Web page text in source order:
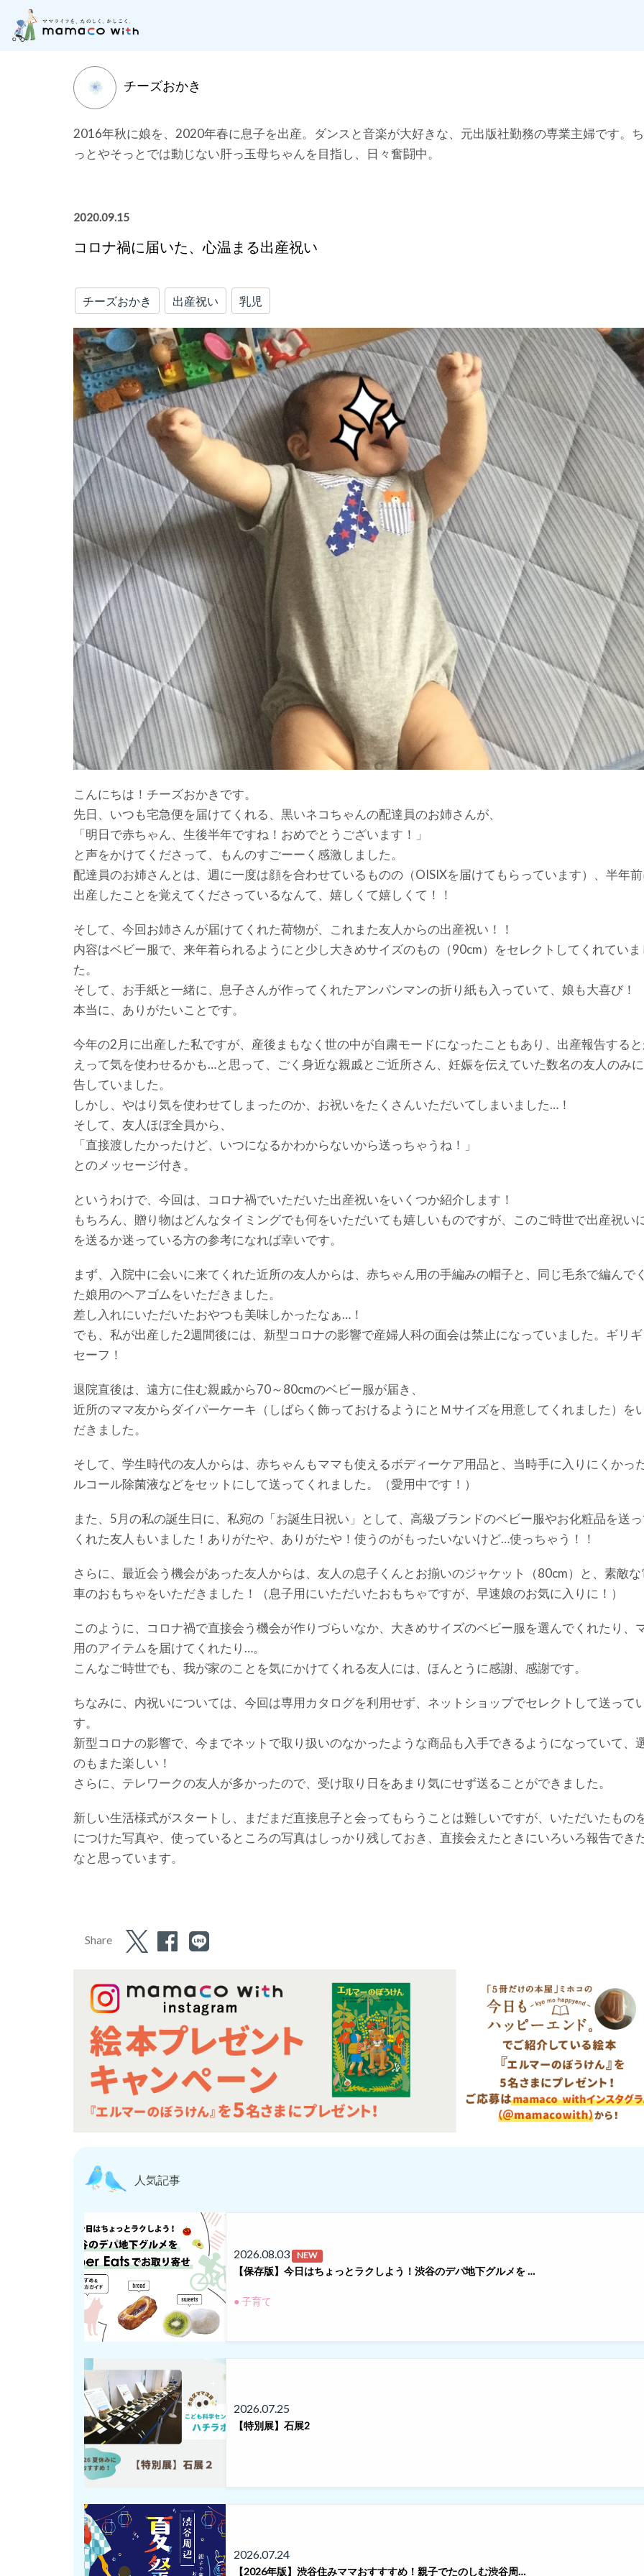
月齢別に記事を探す
チーズおかき
2016年秋に娘を、2020年春に息子を出産。ダンスと音楽が大好きな、元出版社勤務の専業主婦です。
っとやそっとでは動じない肝っ玉母ちゃんを目指し、日々奮闘中。
2020.09.15
コロナ禍に届いた、心温まる出産祝い
チーズおかき 出産祝い 乳児
こんにちは！チーズおかきです。
先日、いつも宅急便を届けてくれる、黒いネコちゃんの配達員のお姉さんが、
「明日で赤ちゃん、生後半年ですね！おめでとうございます！」
と声をかけてくださって、もんのすごーーく感激しました。
配達員のお姉さんとは、週に一度は顔を合わせているものの（OISIXを届けてもらっています）、半年
出産したことを覚えてくださっているなんて、嬉しくて嬉しくて！！
そして、今回お姉さんが届けてくれた荷物が、これまた友人からの出産祝い！！
内容はベビー服で、来年着られるようにと少し大きめサイズのもの（90cm）をセレクトしてくれていま
た。
そして、お手紙と一緒に、息子さんが作ってくれたアンパンマンの折り紙も入っていて、娘も大喜び！
本当に、ありがたいことです。
今年の2月に出産した私ですが、産後まもなく世の中が自粛モードになったこともあり、出産報告する
えって気を使わせるかも…と思って、ごく身近な親戚とご近所さん、妊娠を伝えていた数名の友人のみ
告していました。
しかし、やはり気を使わせてしまったのか、お祝いをたくさんいただいてしまいました…！
そして、友人ほぼ全員から、
「直接渡したかったけど、いつになるかわからないから送っちゃうね！」
とのメッセージ付き。
というわけで、今回は、コロナ禍でいただいた出産祝いをいくつか紹介します！
もちろん、贈り物はどんなタイミングでも何をいただいても嬉しいものですが、このご時世で出産祝い
を送るか迷っている方の参考になれば幸いです。
まず、入院中に会いに来てくれた近所の友人からは、赤ちゃん用の手編みの帽子と、同じ毛糸で編んで
た娘用のヘアゴムをいただきました。
差し入れにいただいたおやつも美味しかったなぁ…！
でも、私が出産した2週間後には、新型コロナの影響で産婦人科の面会は禁止になっていました。ギリ
セーフ！
退院直後は、遠方に住む親戚から70～80cmのベビー服が届き、
近所のママ友からダイパーケーキ（しばらく飾っておけるようにとＭサイズを用意してくれました）を
だきました。
そして、学生時代の友人からは、赤ちゃんもママも使えるボディーケア用品と、当時手に入りにくかっ
ルコール除菌液などをセットにして送ってくれました。（愛用中です！）
また、5月の私の誕生日に、私宛の「お誕生日祝い」として、高級ブランドのベビー服やお化粧品を送
くれた友人もいました！ありがたや、ありがたや！使うのがもったいないけど…使っちゃう！！
さらに、最近会う機会があった友人からは、友人の息子くんとお揃いのジャケット（80cm）と、素敵な
車のおもちゃをいただきました！（息子用にいただいたおもちゃですが、早速娘のお気に入りに！）
このように、コロナ禍で直接会う機会が作りづらいなか、大きめサイズのベビー服を選んでくれたり、
用のアイテムを届けてくれたり…。
こんなご時世でも、我が家のことを気にかけてくれる友人には、ほんとうに感謝、感謝です。
ちなみに、内祝いについては、今回は専用カタログを利用せず、ネットショップでセレクトして送って
す。
新型コロナの影響で、今までネットで取り扱いのなかったような商品も入手できるようになっていて、
のもまた楽しい！
さらに、テレワークの友人が多かったので、受け取り日をあまり気にせず送ることができました。
新しい生活様式がスタートし、まだまだ直接息子と会ってもらうことは難しいですが、いただいたもの
につけた写真や、使っているところの写真はしっかり残しておき、直接会えたときにいろいろ報告でき
なと思っています。
Share
人気記事
2026.08.03 NEW
【保存版】今日はちょっとラクしよう！渋谷のデパ地下グルメを …
● 子育て
2026.07.25
【特別展】石展2
2026.07.24
【2026年版】渋谷住みママおすすすめ！親子でたのしむ渋谷周…